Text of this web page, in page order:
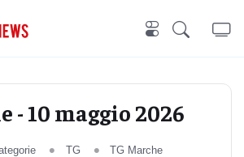
- 10 maggio 2026
TG TG Marche